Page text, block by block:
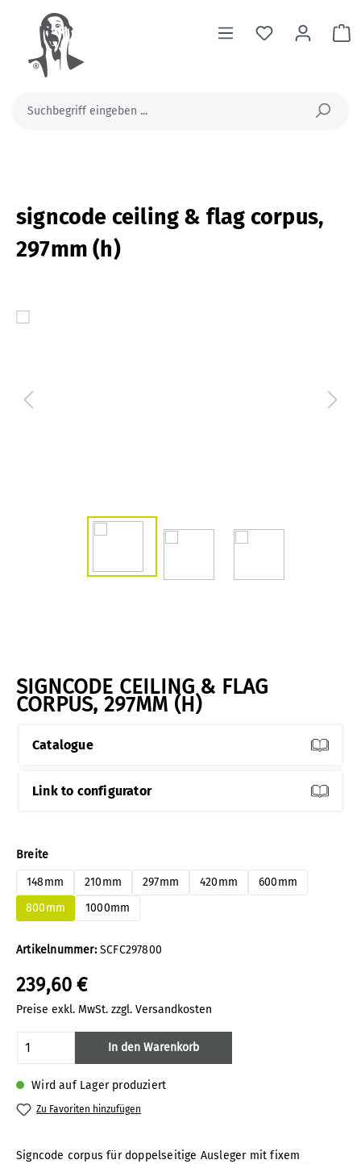
springen
signcode ceiling & flag corpus,
297mm (h)
SIGNCODE CEILING & FLAG
CORPUS, 297MM (H)
Catalogue
Link to configurator
Artikelnummer:SCFC297800
239,60 €
Preise exkl. MwSt. zzgl. Versandkosten
Wird auf Lager produziert
Breiteauswählen
148mm 210mm 297mm 420mm
600mm
800mm
1000mm
Produkt Anzahl: Gib den gewünschten
In den Warenkorb
Zu Favoriten hinzufügen
Signcode corpus für doppelseitige Ausleger mit fixem